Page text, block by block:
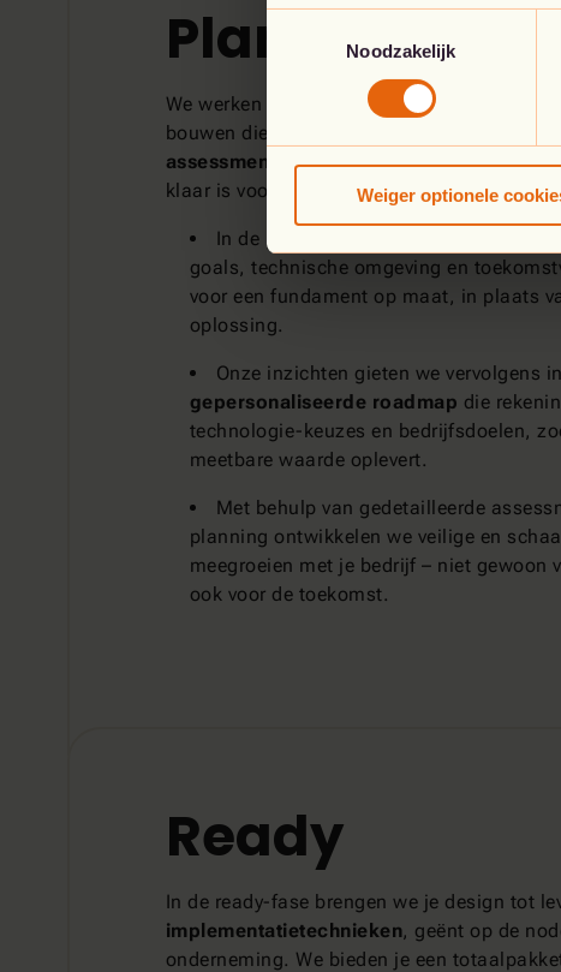
Toestemmingsselectie
Noodzakelijk
Weiger optionele
Plan
We werken met jou samen om een netwerk-
bouwen die past bij je bedrijfsdoelen. En via
assessment
zorgen we dat onze oplossing
klaar is voor morgen.
In de plan-fase werken we nauw
goals, technische omgeving en
voor een fundament op maat, in plaats
oplossing.
Onze inzichten gieten we vervolgens
gepersonaliseerde roadmap die
technologie-keuzes en bedrijfsdoelen,
meetbare waarde oplevert.
Met behulp van gedetailleerde
planning ontwikkelen we veilige en
meegroeien met je bedrijf – niet gewoon
ook voor de toekomst.
Ready
In de ready-fase brengen we je design tot
implementatietechnieken, geënt op de
onderneming. We bieden je een